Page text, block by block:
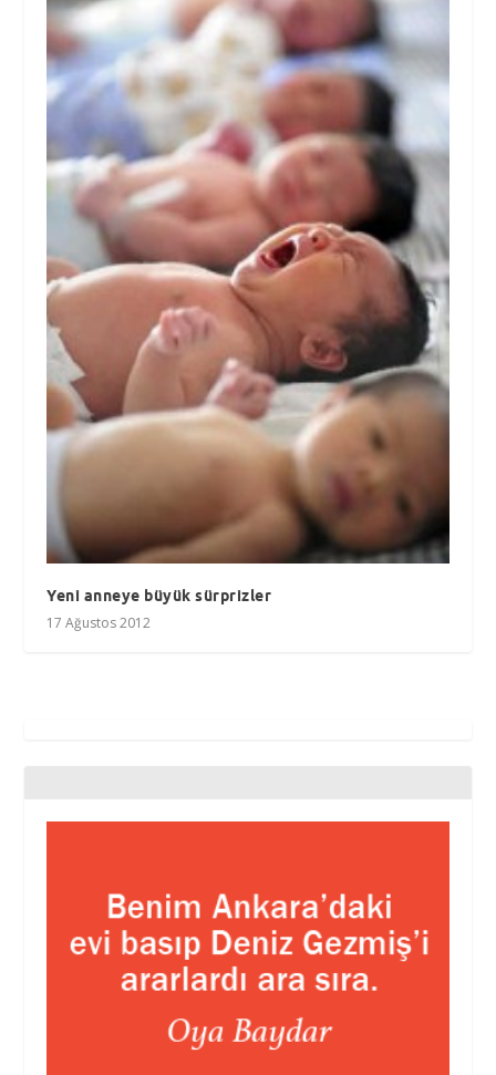
Yeni anneye büyük sürprizler
17 Ağustos 2012